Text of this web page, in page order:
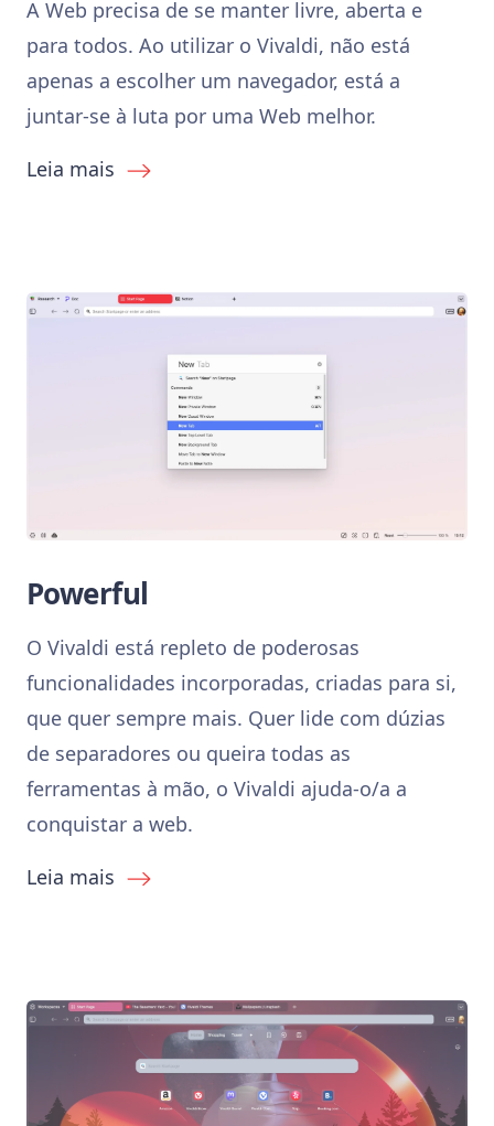
A Web precisa de se manter livre, aberta e
para todos. Ao utilizar o Vivaldi, não está
apenas a escolher um navegador, está a
juntar-se à luta por uma Web melhor.
Leia mais
Powerful
O Vivaldi está repleto de poderosas
funcionalidades incorporadas, criadas para si,
que quer sempre mais. Quer lide com dúzias
de separadores ou queira todas as
ferramentas à mão, o Vivaldi ajuda-o/a a
conquistar a web.
Leia mais